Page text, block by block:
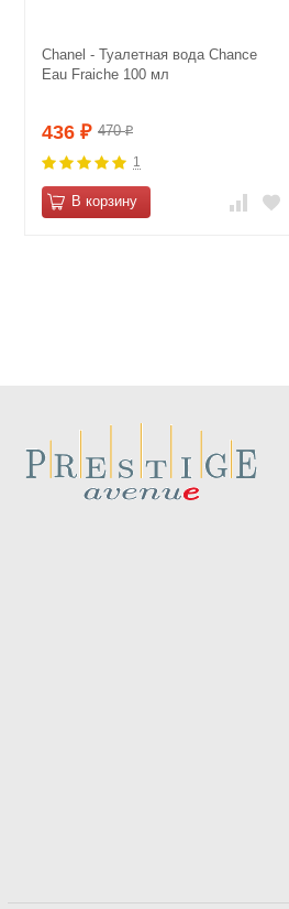
Сhanеl - Туалетная вода Сhаnce
Еau Frаiche 100 мл
436 ₽ 470₽
1
В корзину